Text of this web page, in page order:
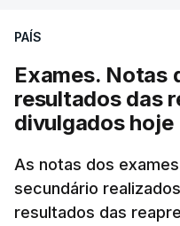
PAÍS
Exames. Notas
resultados das
divulgados hoje
As notas dos
secundário
resultados das